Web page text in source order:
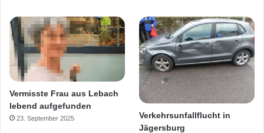
Vermisste Frau aus Lebach
lebend aufgefunden
23. September 2025
Verkehrsunfallflucht in
Jägersburg